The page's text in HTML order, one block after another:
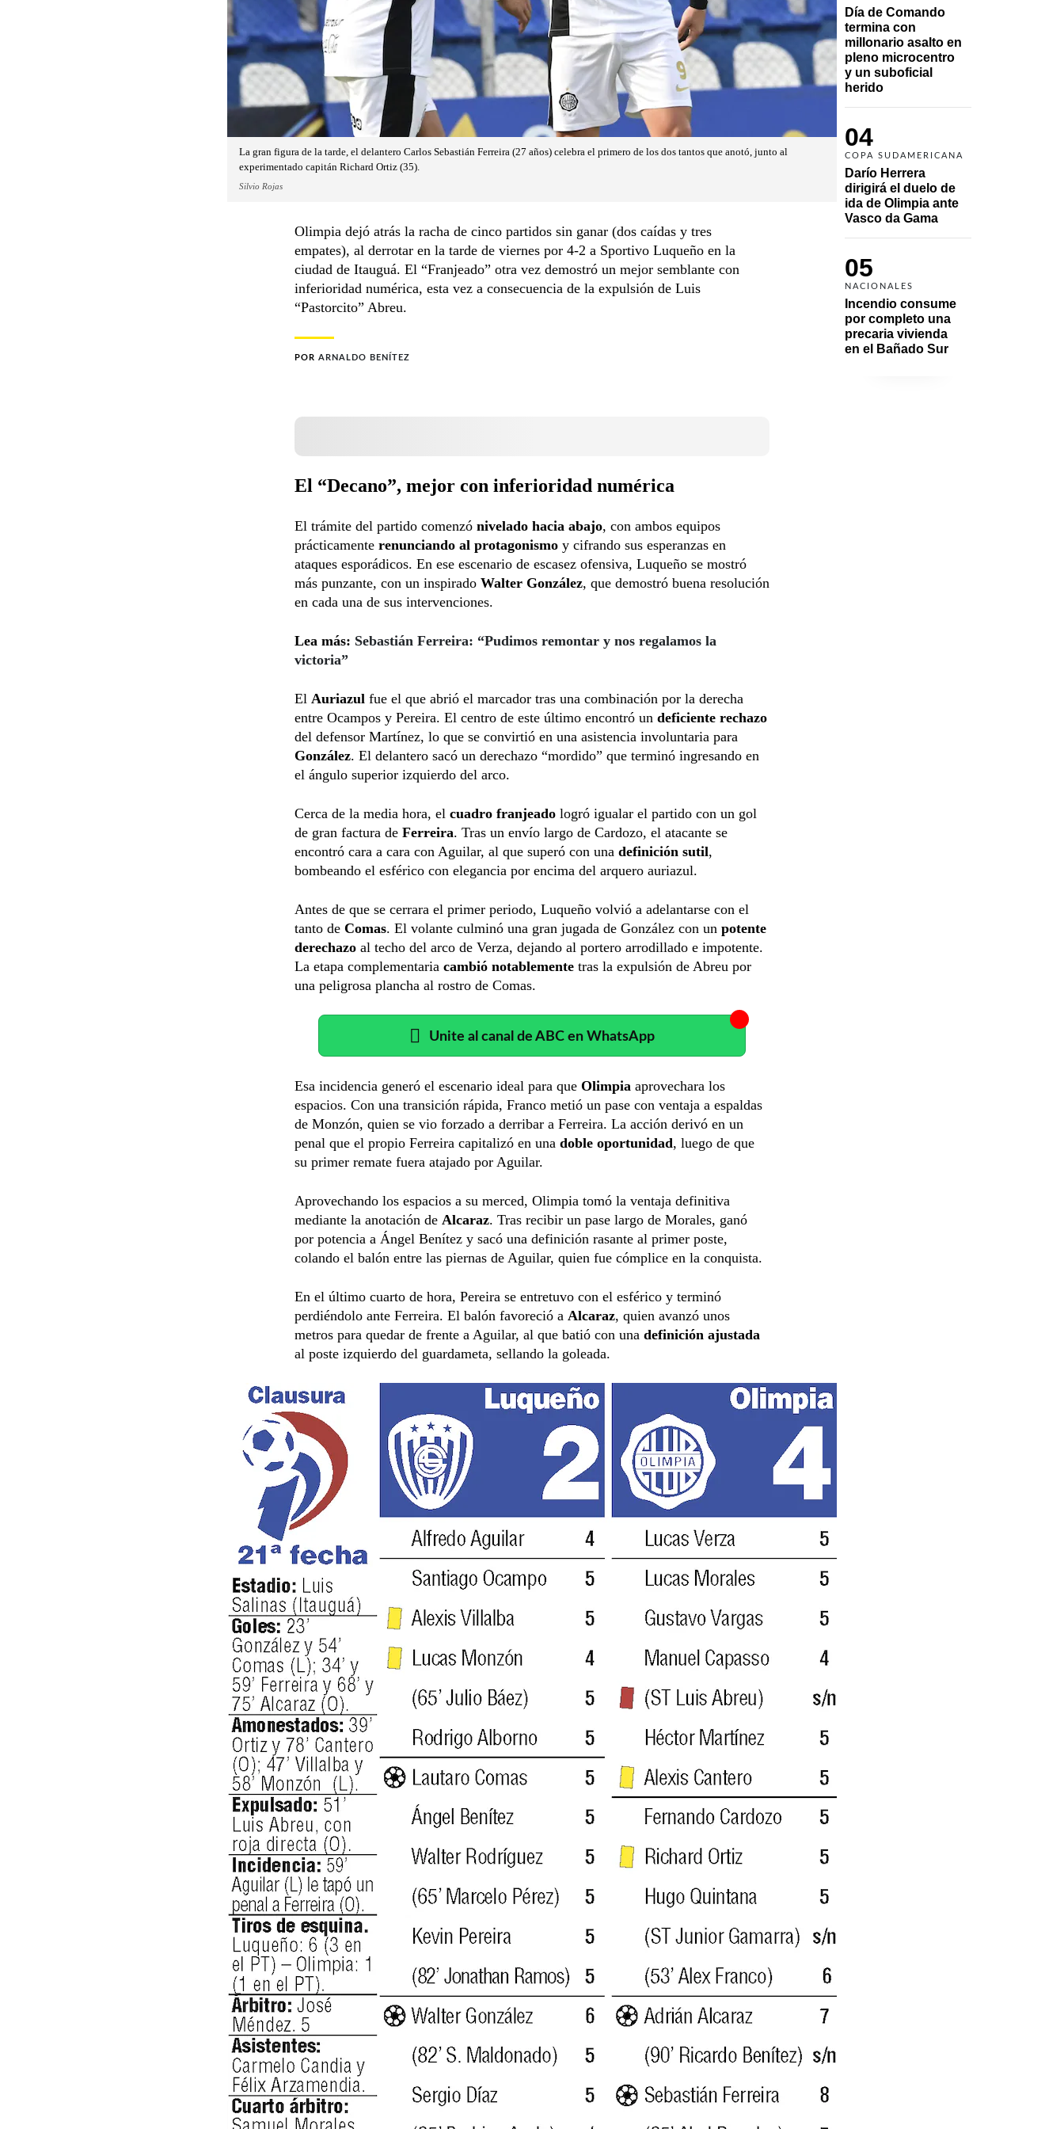
Día de Comando
termina con
millonario asalto en
pleno microcentro
y un suboficial
herido
04
COPA SUDAMERICANA
Darío Herrera
dirigirá el duelo de
ida de Olimpia ante
Vasco da Gama
05
NACIONALES
Incendio consume
por completo una
precaria vivienda
en el Bañado Sur
La gran figura de la tarde, el delantero Carlos Sebastián Ferreira (27 años) celebra el primero de los dos tantos que anotó, junto al
experimentado capitán Richard Ortiz (35).
Silvio Rojas
Olimpia dejó atrás la racha de cinco partidos sin ganar (dos caídas y tres
empates), al derrotar en la tarde de viernes por 4-2 a Sportivo Luqueño en la
ciudad de Itauguá. El “Franjeado” otra vez demostró un mejor semblante con
inferioridad numérica, esta vez a consecuencia de la expulsión de Luis
“Pastorcito” Abreu.
POR ARNALDO BENÍTEZ
El “Decano”, mejor con inferioridad numérica
El trámite del partido comenzó nivelado hacia abajo, con ambos equipos
prácticamente renunciando al protagonismo y cifrando sus esperanzas en
ataques esporádicos. En ese escenario de escasez ofensiva, Luqueño se mostró
más punzante, con un inspirado Walter González, que demostró buena resolución
en cada una de sus intervenciones.
Lea más: Sebastián Ferreira: “Pudimos remontar y nos regalamos la
victoria”
El Auriazul fue el que abrió el marcador tras una combinación por la derecha
entre Ocampos y Pereira. El centro de este último encontró un deficiente rechazo
del defensor Martínez, lo que se convirtió en una asistencia involuntaria para
González. El delantero sacó un derechazo “mordido” que terminó ingresando en
el ángulo superior izquierdo del arco.
Cerca de la media hora, el cuadro franjeado logró igualar el partido con un gol
de gran factura de Ferreira. Tras un envío largo de Cardozo, el atacante se
encontró cara a cara con Aguilar, al que superó con una definición sutil,
bombeando el esférico con elegancia por encima del arquero auriazul.
Antes de que se cerrara el primer periodo, Luqueño volvió a adelantarse con el
tanto de Comas. El volante culminó una gran jugada de González con un potente
derechazo al techo del arco de Verza, dejando al portero arrodillado e impotente.
La etapa complementaria cambió notablemente tras la expulsión de Abreu por
una peligrosa plancha al rostro de Comas.
Unite al canal de ABC en WhatsApp
Esa incidencia generó el escenario ideal para que Olimpia aprovechara los
espacios. Con una transición rápida, Franco metió un pase con ventaja a espaldas
de Monzón, quien se vio forzado a derribar a Ferreira. La acción derivó en un
penal que el propio Ferreira capitalizó en una doble oportunidad, luego de que
su primer remate fuera atajado por Aguilar.
Aprovechando los espacios a su merced, Olimpia tomó la ventaja definitiva
mediante la anotación de Alcaraz. Tras recibir un pase largo de Morales, ganó
por potencia a Ángel Benítez y sacó una definición rasante al primer poste,
colando el balón entre las piernas de Aguilar, quien fue cómplice en la conquista.
En el último cuarto de hora, Pereira se entretuvo con el esférico y terminó
perdiéndolo ante Ferreira. El balón favoreció a Alcaraz, quien avanzó unos
metros para quedar de frente a Aguilar, al que batió con una definición ajustada
al poste izquierdo del guardameta, sellando la goleada.